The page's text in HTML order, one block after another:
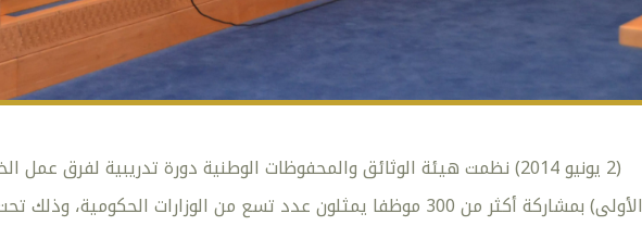
(2 يونيو 2014) نظمت هيئة الوثائق والمحفوظات الوطنية دورة تدريبية لفرق
الأولى) بمشاركة أكثر من 300 موظفا يمثلون عدد تسع من الوزارات